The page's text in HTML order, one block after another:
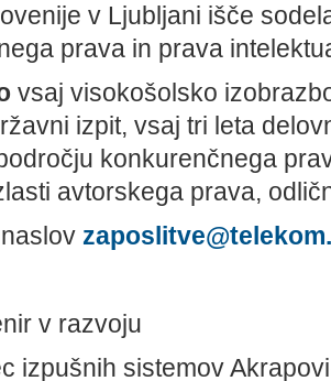
v Ljubljani išče
prava in prava
vsaj visokošolsko
izpit, vsaj tri leta
konkurenčnega
avtorskega prava,
v razvoju
izpušnih sistemov